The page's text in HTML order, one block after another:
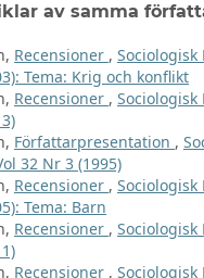
av samma
Recensioner , Sociologisk
Tema: Krig och konflikt
Recensioner , Sociologisk
Författarpresentation ,
32 Nr 3 (1995)
Recensioner , Sociologisk
Tema: Barn
Recensioner , Sociologisk
Recensioner , Sociologisk